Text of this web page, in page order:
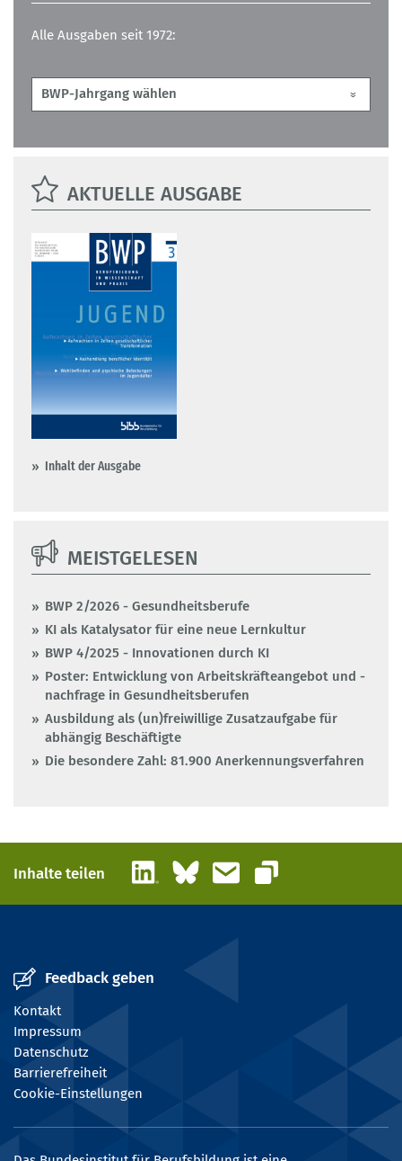
Alle Ausgaben seit 1972:
AKTUELLE AUSGABE
Inhalt der Ausgabe
MEISTGELESEN
BWP 2/2026 - Gesundheitsberufe
KI als Katalysator für eine neue Lernkultur
BWP 4/2025 - Innovationen durch KI
Poster: Entwicklung von Arbeitskräfteangebot und -
nachfrage in Gesundheitsberufen
Ausbildung als (un)freiwillige Zusatzaufgabe für
abhängig Beschäftigte
Die besondere Zahl: 81.900 Anerkennungsverfahren
Inhalte teilen LinkedInBlueskyE-Mail
Link kopieren
Feedback geben
Kontakt
Impressum
Datenschutz
Barrierefreiheit
Cookie-Einstellungen